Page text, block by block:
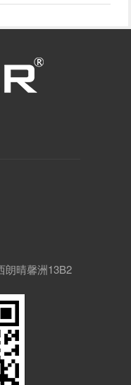
朗晴馨洲13B2